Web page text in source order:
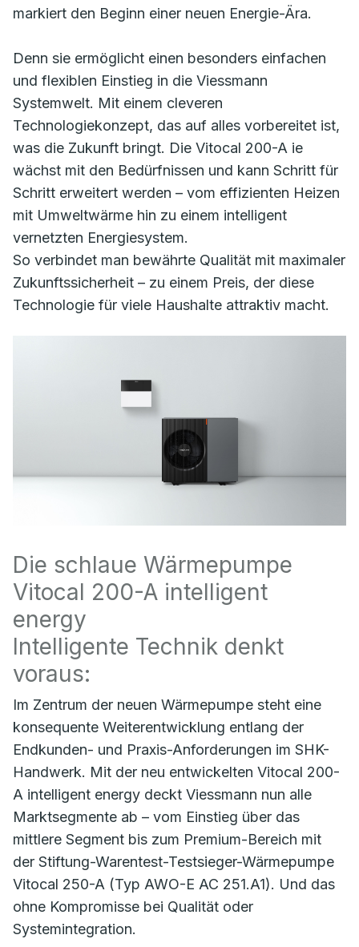
markiert den Beginn einer neuen Energie-Ära.
Denn sie ermöglicht einen besonders einfachen
und flexiblen Einstieg in die Viessmann
Systemwelt. Mit einem cleveren
Technologiekonzept, das auf alles vorbereitet ist,
was die Zukunft bringt. Die Vitocal 200-A ie
wächst mit den Bedürfnissen und kann Schritt für
Schritt erweitert werden – vom effizienten Heizen
mit Umweltwärme hin zu einem intelligent
vernetzten Energiesystem.
So verbindet man bewährte Qualität mit maximaler
Zukunftssicherheit – zu einem Preis, der diese
Technologie für viele Haushalte attraktiv macht.
Die schlaue Wärmepumpe
Vitocal 200-A intelligent
energy
Intelligente Technik denkt
voraus:
Im Zentrum der neuen Wärmepumpe steht eine
konsequente Weiterentwicklung entlang der
Endkunden- und Praxis-Anforderungen im SHK-
Handwerk. Mit der neu entwickelten Vitocal 200-
A intelligent energy deckt Viessmann nun alle
Marktsegmente ab – vom Einstieg über das
mittlere Segment bis zum Premium-Bereich mit
der Stiftung-Warentest-Testsieger-Wärmepumpe
Vitocal 250-A (Typ AWO-E AC 251.A1). Und das
ohne Kompromisse bei Qualität oder
Systemintegration.